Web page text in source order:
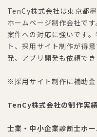
TenCy株式会社は東京都
ホームページ制作会社で
案件への対応に強いです
ト、採用サイト制作が得
発、アプリ開発も依頼でき
※採用サイト制作に補助
TenCy株式会社の制作実
士業・中小企業診断士ホ